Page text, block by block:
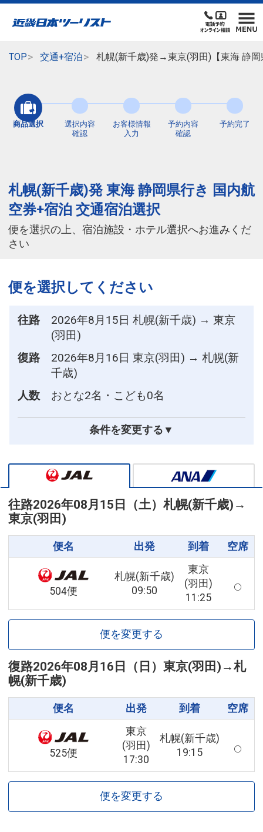
TOP 交通+宿泊 札幌(新千歳)発→東京(羽田)【東海 静
商品選択
選択内容
確認
お客様情報
入力
予約内容
確認
予約完了
札幌(新千歳)発 東海 静岡県行き 国内航
空券+宿泊 交通宿泊選択
便を選択の上、宿泊施設・ホテル選択へお進みくだ
さい
便を選択してください
往路
2026年8月15日 札幌(新千歳) → 東京
(羽田)
復路
2026年8月16日 東京(羽田) → 札幌(新
千歳)
人数
おとな2名・こども0名
条件を変更する▼
往路2026年08月15日（土） 札幌(新千歳) →
東京(羽田)
便名 出発 到着 空席
504便
札幌(新千歳)
09:50
東京
(羽田)
11:25
便を変更する
復路2026年08月16日（日） 東京(羽田) →札
幌(新千歳)
便名 出発 到着 空席
525便
東京
(羽田)
17:30
札幌(新千歳)
19:15
便を変更する